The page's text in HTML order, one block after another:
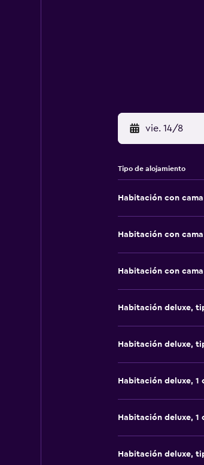
vie. 14/8
Tipo de alojamiento
Habitación con
Habitación con
Habitación con
Habitación deluxe,
Habitación deluxe,
Habitación deluxe, 1
Habitación deluxe, 1
Habitación deluxe,